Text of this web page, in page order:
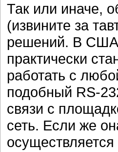
Так или иначе,
(извините за
решений. В США
практически
работать с
подобный RS-
связи с
сеть. Если же